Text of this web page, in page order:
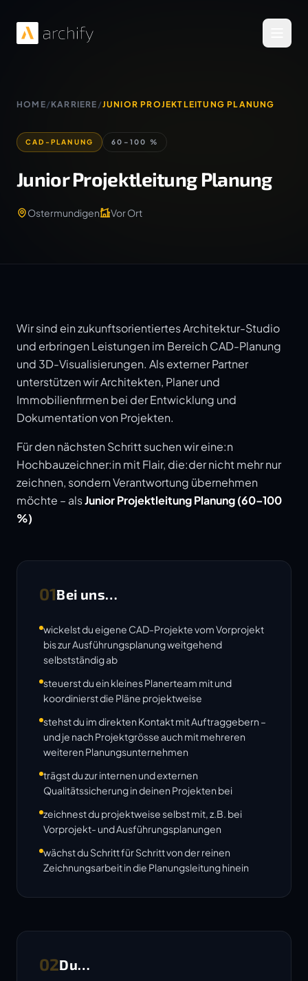
HOME/KARRIERE /JUNIOR PROJEKTLEITUNG PLANUNG
CAD-PLANUNG 60–100 %
Junior Projektleitung Planung
Ostermundigen Vor Ort
Wir sind ein zukunftsorientiertes Architektur-Studio
und erbringen Leistungen im Bereich CAD-Planung
und 3D-Visualisierungen. Als externer Partner
unterstützen wir Architekten, Planer und
Immobilienfirmen bei der Entwicklung und
Dokumentation von Projekten.
Für den nächsten Schritt suchen wir eine:n
Hochbauzeichner:in mit Flair, die:der nicht mehr nur
zeichnen, sondern Verantwortung übernehmen
möchte – alsJunior Projektleitung Planung (60–100
%)
01Bei uns…
wickelst du eigene CAD-Projekte vom Vorprojekt
bis zur Ausführungsplanung weitgehend
selbstständig ab
steuerst du ein kleines Planerteam mit und
koordinierst die Pläne projektweise
stehst du im direkten Kontakt mit Auftraggebern –
und je nach Projektgrösse auch mit mehreren
weiteren Planungsunternehmen
trägst du zur internen und externen
Qualitätssicherung in deinen Projekten bei
zeichnest du projektweise selbst mit, z.B. bei
Vorprojekt- und Ausführungsplanungen
wächst du Schritt für Schritt von der reinen
Zeichnungsarbeit in die Planungsleitung hinein
02Du…